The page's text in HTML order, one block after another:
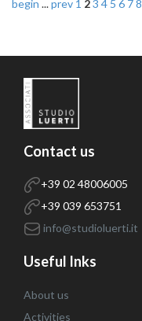
begin ...prev 1 23 4 5 6 78
Contact us
+39 02 48006005
+39 039 653751
info@studioluerti.it
Useful lnks
About us
Activities